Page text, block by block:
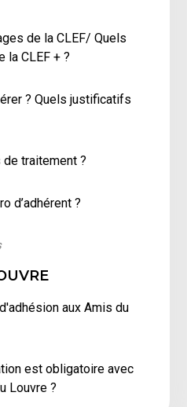
de la CLEF/ Quels
la CLEF + ?
? Quels justificatifs
traitement ?
d’adhérent ?
aux Amis du
est obligatoire avec
Louvre ?